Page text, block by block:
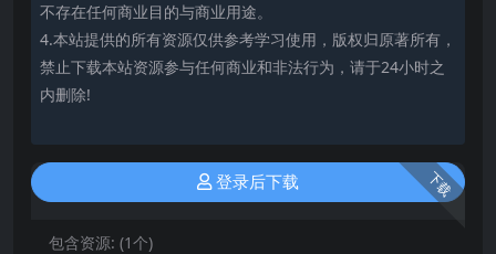
不存在任何商业目的与商业用途。
4.本站提供的所有资源仅供参考学习使用，版权归原著所有，
禁止下载本站资源参与任何商业和非法行为，请于24小时之
内删除!
下载
登录后下载
包含资源: (1个)